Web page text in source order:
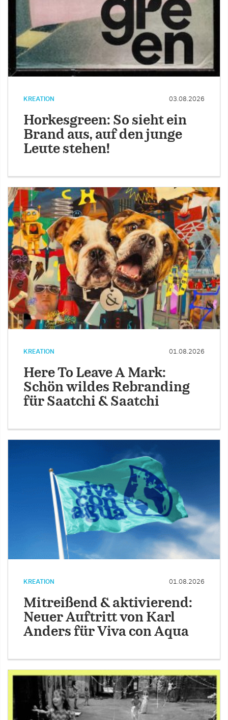
KREATION 03.08.2026
Horkesgreen: So sieht ein
Brand aus, auf den junge
Leute stehen!
KREATION 01.08.2026
Here To Leave A Mark:
Schön wildes Rebranding
für Saatchi & Saatchi
KREATION 01.08.2026
Mitreißend & aktivierend:
Neuer Auftritt von Karl
Anders für Viva con Aqua